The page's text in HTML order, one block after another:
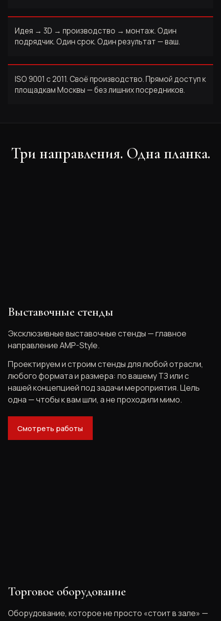
Идея → 3D → производство → монтаж. Один
подрядчик. Один срок. Один результат — ваш.
ISO 9001 с 2011. Своё производство. Прямой доступ к
площадкам Москвы — без лишних посредников.
Три направления. Одна планка.
Выставочные стенды
Эксклюзивные выставочные стенды — главное
направление AMP-Style.
Проектируем и строим стенды для любой отрасли,
любого формата и размера: по вашему ТЗ или с
нашей концепцией под задачи мероприятия. Цель
одна — чтобы к вам шли, а не проходили мимо.
Смотреть работы
Торговое оборудование
Оборудование, которое не просто «стоит в зале» —